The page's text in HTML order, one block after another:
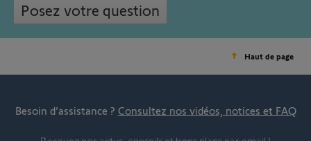
Posez votre question
Haut de page
Besoin d’assistance ? Consultez nos vidéos, notices et FAQ